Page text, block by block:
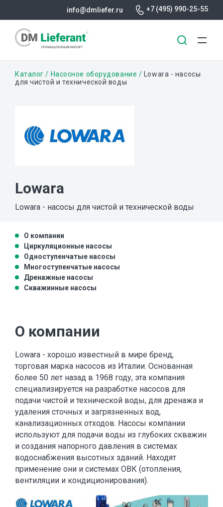
info@dmliefer.ru +7 (495) 990-25-55
Строка
Каталог Насосное оборудование
Lowara - насосы
для чистой и технической воды
Lowara
Lowara - насосы для чистой и технической воды
О компании
Циркуляционные насосы
Одноступенчатые насосы
Многоступенчатые насосы
Дренажные насосы
Скважинные насосы
О компании
Lowara - хорошо известный в мире бренд,
торговая марка насосов из Италии. Основанная
более 50 лет назад в 1968 году, эта компания
специализируется на разработке насосов для
подачи чистой и технической воды, для дренажа и
удаления сточных и загрязненных вод,
канализационных отходов. Насосы компании
используют для подачи воды из глубоких скважин
и создания напорного давления в системах
водоснабжения высотных зданий. Находят
применение они и системах ОВК (отопления,
вентиляции и кондиционирования).